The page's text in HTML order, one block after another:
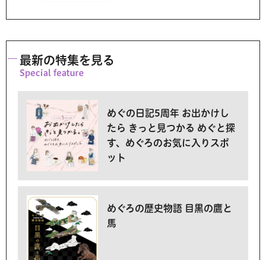
最新の特集を見る
めぐの日記5周年 お出かけし
たら きっと見つかる めぐと探
す、めぐろのお気に入りスポ
ット
めぐろの歴史物語 目黒の鷹と
馬